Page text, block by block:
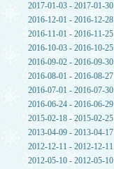
2017-01-03 - 2017-01-30
2016-12-01 - 2016-12-28
2016-11-01 - 2016-11-25
2016-10-03 - 2016-10-25
2016-09-02 - 2016-09-30
2016-08-01 - 2016-08-27
2016-07-01 - 2016-07-30
2016-06-24 - 2016-06-29
2015-02-18 - 2015-02-25
2013-04-09 - 2013-04-17
2012-12-11 - 2012-12-11
2012-05-10 - 2012-05-10